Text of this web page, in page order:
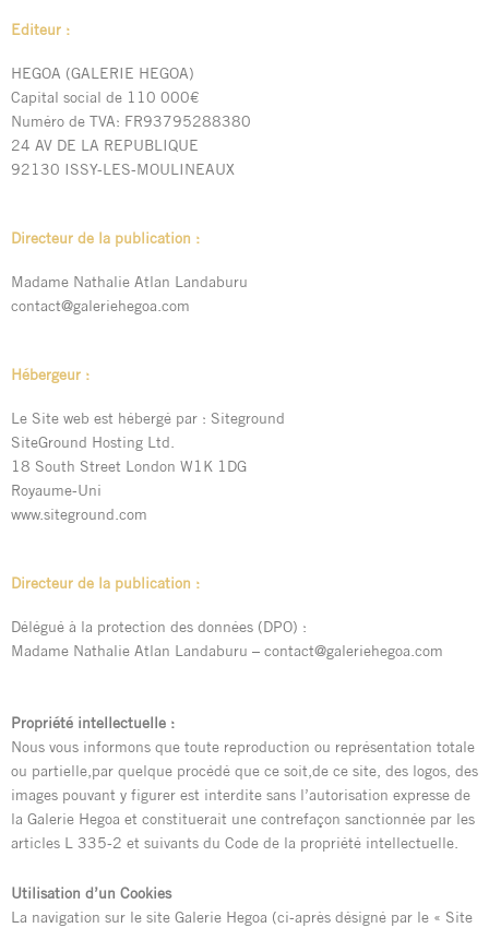
Editeur :
HEGOA (GALERIE HEGOA)
Capital social de 110 000€
Numéro de TVA: FR93795288380
24 AV DE LA REPUBLIQUE
92130 ISSY-LES-MOULINEAUX
Directeur de la publication :
Madame Nathalie Atlan Landaburu
contact@galeriehegoa.com
Hébergeur :
Le Site web est hébergé par : Siteground
SiteGround Hosting Ltd.
18 South Street London W1K 1DG
Royaume-Uni
www.siteground.com
Directeur de la publication :
Délégué à la protection des données (DPO) :
Madame Nathalie Atlan Landaburu – contact@galeriehegoa.com
Propriété intellectuelle :
Nous vous informons que toute reproduction ou représentation totale
ou partielle,par quelque procédé que ce soit,de ce site, des logos, des
images pouvant y figurer est interdite sans l’autorisation expresse de
la Galerie Hegoa et constituerait une contrefaçon sanctionnée par les
articles L 335-2 et suivants du Code de la propriété intellectuelle.
Utilisation d’un Cookies
La navigation sur le site Galerie Hegoa (ci-après désigné par le « Site